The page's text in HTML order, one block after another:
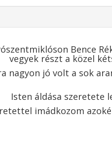
Bence
vegyek részt a közel
nagyon jó volt a sok
Isten áldása szeretete
imádkozom